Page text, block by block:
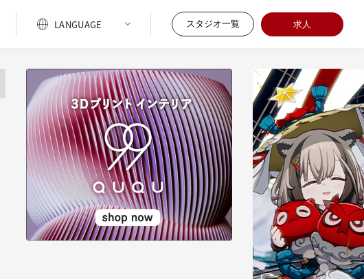
スタジオ一覧 求人